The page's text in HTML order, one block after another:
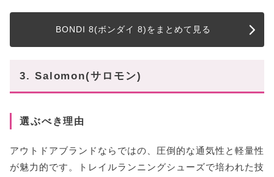
BONDI 8(ボンダイ 8)をまとめて見る
3. Salomon(サロモン)
選ぶべき理由
アウトドアブランドならではの、圧倒的な通気性と軽量性
が魅力的です。トレイルランニングシューズで培われた技